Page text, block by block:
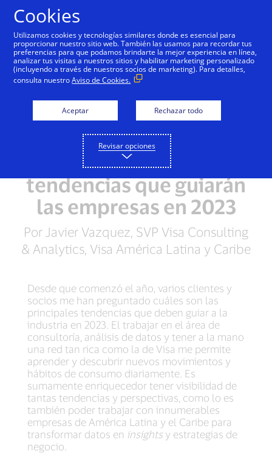
Las 5 principales
tendencias que guiarán
las empresas en 2023
Por Javier Vazquez, SVP Visa Consulting
& Analytics, Visa América Latina y Caribe
Desde que comenzó el año, varios clientes y
socios me han preguntado cuáles son las
principales tendencias que deben guiar a la
industria en 2023. El trabajar en el área de
consultoría, análisis de datos y tener a la mano
una red tan rica como la de Visa me permite
aprender y descubrir nuevos movimientos y
hábitos de consumo diariamente. Es
sumamente enriquecedor tener visibilidad de
tantas tendencias y perspectivas, como lo es
también poder trabajar con innumerables
empresas de América Latina y el Caribe para
transformar datos en insightsy estrategias de
negocio.
Cookies
Utilizamos cookies y tecnologías similares donde es esencial para
proporcionar nuestro sitio web. También las usamos para recordar tus
preferencias para que podamos brindarte la mejor experiencia en línea,
analizar tus visitas a nuestros sitios y habilitar marketing personalizado
(incluyendo a través de nuestros socios de marketing). Para detalles,
consulta nuestroAviso de Cookies.
Aceptar Rechazar todo
Revisar opciones